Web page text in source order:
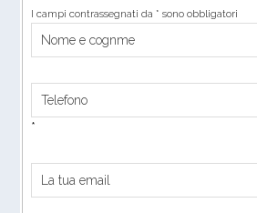
I campi contrassegnati da * sono obbligatori
*